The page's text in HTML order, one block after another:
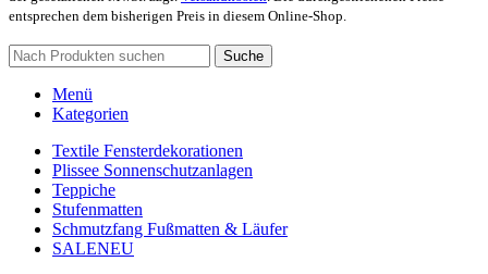
entsprechen dem bisherigen Preis in diesem Online-Shop.
Suche
Menü
Kategorien
Textile Fensterdekorationen
Plissee Sonnenschutzanlagen
Teppiche
Stufenmatten
Schmutzfang Fußmatten & Läufer
SALENEU